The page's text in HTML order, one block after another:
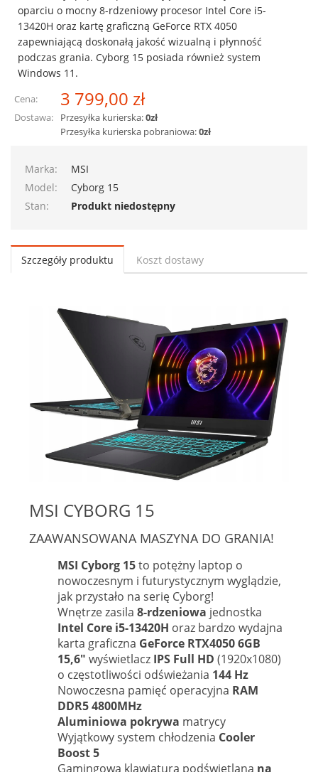
oparciu o mocny 8-rdzeniowy procesor Intel Core i5-
13420H oraz kartę graficzną GeForce RTX 4050
zapewniającą doskonałą jakość wizualną i płynność
podczas grania. Cyborg 15 posiada również system
Windows 11.
Cena: 3 799,00 zł
Dostawa: Przesyłka kurierska:0zł
Przesyłka kurierska pobraniowa:0zł
Marka:
MSI
Model:
Cyborg 15
Stan:
Produkt niedostępny
Szczegóły produktu Koszt dostawy
MSI CYBORG 15
ZAAWANSOWANA MASZYNA DO GRANIA!
MSI Cyborg 15to potężny laptop o
nowoczesnym i futurystycznym wyglądzie,
jak przystało na serię Cyborg!
Wnętrze zasila 8-rdzeniowa jednostka
Intel Core i5-13420H oraz bardzo wydajna
karta graficzna GeForce RTX4050 6GB
15,6" wyświetlacz IPS Full HD (1920x1080)
o częstotliwości odświeżania 144 Hz
Nowoczesna pamięć operacyjna RAM
DDR5 4800MHz
Aluminiowa pokrywa matrycy
Wyjątkowy system chłodzenia Cooler
Boost 5
Gamingowa klawiatura podświetlana na